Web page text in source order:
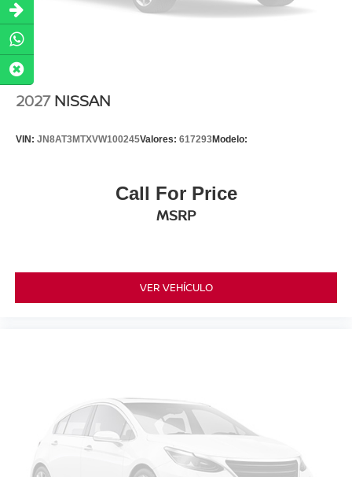
2027 NISSAN
VIN: JN8AT3MTXVW100245Valores: 617293Modelo:
Call For Price
MSRP
VER VEHÍCULO